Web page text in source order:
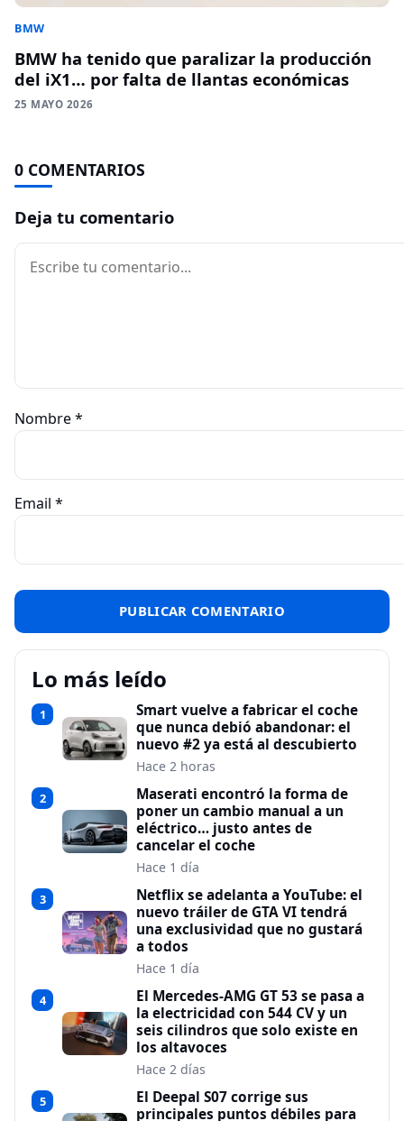
BMW
BMW ha tenido que paralizar la producción
del iX1… por falta de llantas económicas
25 MAYO 2026
0 COMENTARIOS
Deja tu comentario
Comentario
Nombre*
Email *
Lo más leído
1
Smart vuelve a fabricar el coche
que nunca debió abandonar: el
nuevo #2 ya está al descubierto
Hace 2 horas
2
Maserati encontró la forma de
poner un cambio manual a un
eléctrico… justo antes de
cancelar el coche
Hace 1 día
3
Netflix se adelanta a YouTube: el
nuevo tráiler de GTA VI tendrá
una exclusividad que no gustará
a todos
Hace 1 día
4
El Mercedes-AMG GT 53 se pasa a
la electricidad con 544 CV y un
seis cilindros que solo existe en
los altavoces
Hace 2 días
5
El Deepal S07 corrige sus
principales puntos débiles para